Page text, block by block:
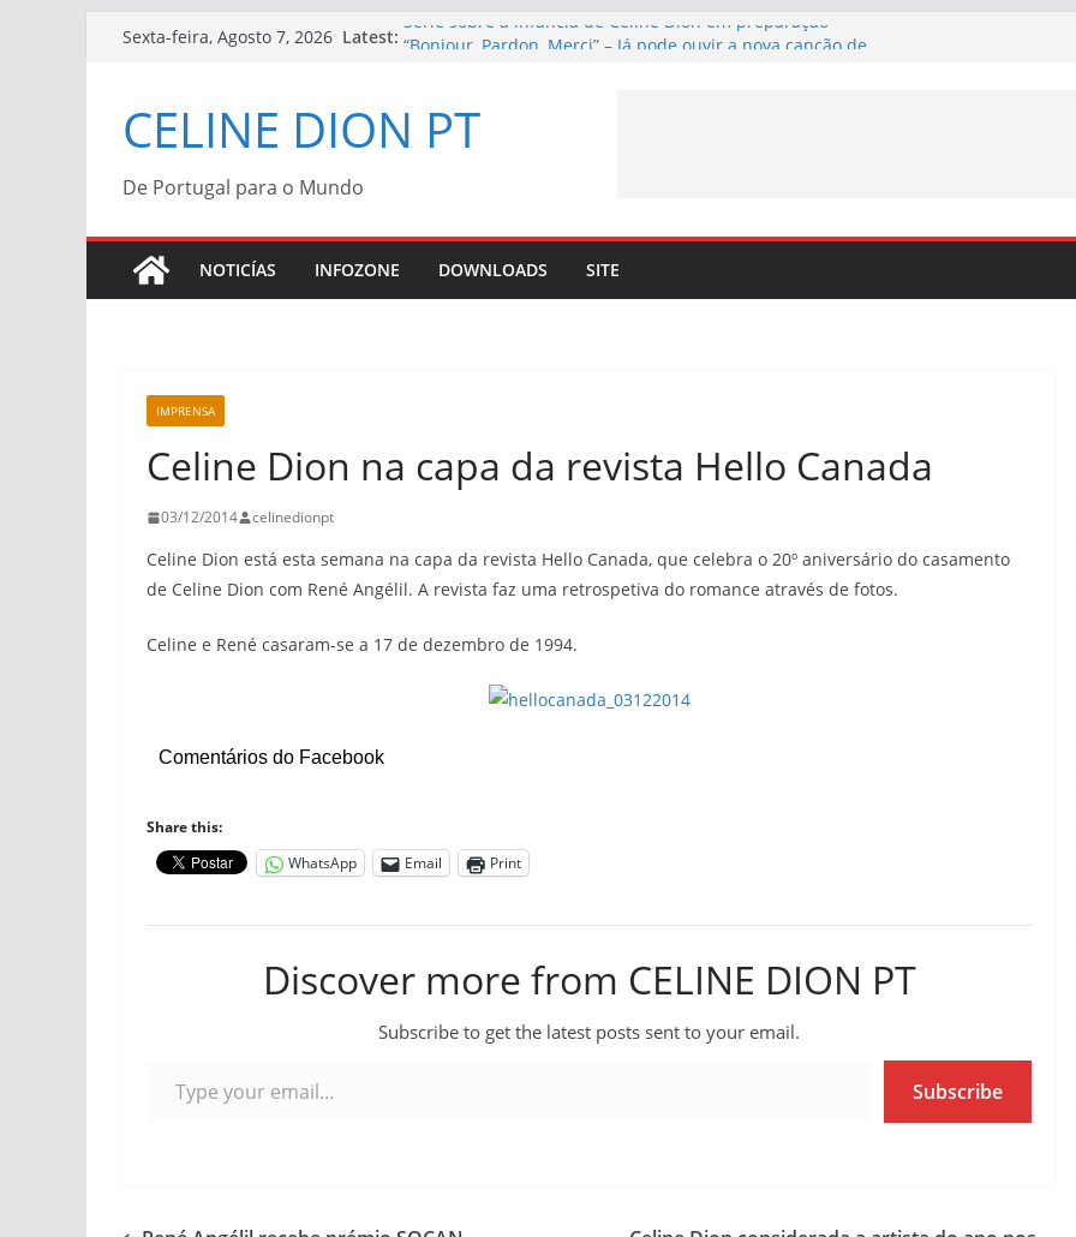
Sexta-feira, Agosto 7, 2026 Latest: Série sobre a infância de Céline Dion em preparação
“Bonjour, Pardon, Merci” – a 3 de julho
Morreu Peabo Bryson. Céline Dion recorda os momentos
CELINE DION PT
De Portugal para o Mundo
NOTICÍAS INFOZONE DOWNLOADS SITE
IMPRENSA
Celine Dion na capa da revista Hello Canada
03/12/2014 celinedionpt
Celine Dion está esta semana na capa da revista Hello Canada, que celebra o 20º aniversário do casamento
de Celine Dion com René Angélil. A revista faz uma retrospetiva do romance através de fotos.
Celine e René casaram-se a 17 de dezembro de 1994.
Comentários do Facebook
Share this:
WhatsApp
Email Print
Discover more from CELINE DION PT
Subscribe to get the latest posts sent to your email.
Subscribe